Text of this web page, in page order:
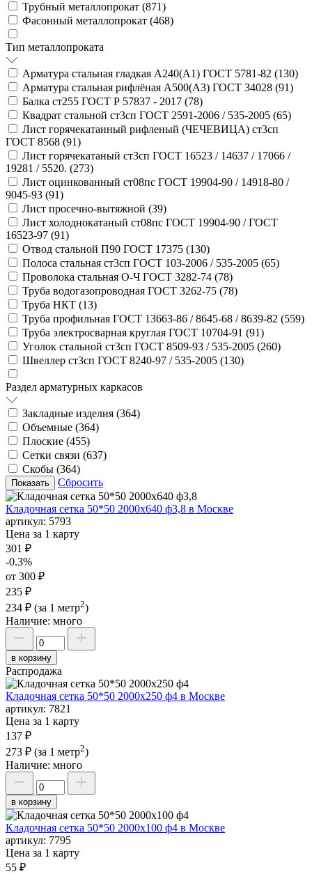
Трубный металлопрокат (871)
Фасонный металлопрокат (468)
Тип металлопроката
Арматура стальная гладкая А240(А1) ГОСТ 5781-82 (130)
Арматура стальная рифлёная А500(А3) ГОСТ 34028 (91)
Балка ст255 ГОСТ Р 57837 - 2017 (78)
Квадрат стальной ст3сп ГОСТ 2591-2006 / 535-2005 (65)
Лист горячекатанный рифленый (ЧЕЧЕВИЦА) ст3сп
ГОСТ 8568 (91)
Лист горячекатаный ст3сп ГОСТ 16523 / 14637 / 17066 /
19281 / 5520. (273)
Лист оцинкованный ст08пс ГОСТ 19904-90 / 14918-80 /
9045-93 (91)
Лист просечно-вытяжной (39)
Лист холоднокатаный ст08пс ГОСТ 19904-90 / ГОСТ
16523-97 (91)
Отвод стальной П90 ГОСТ 17375 (130)
Полоса стальная ст3сп ГОСТ 103-2006 / 535-2005 (65)
Проволока стальная О-Ч ГОСТ 3282-74 (78)
Труба водогазопроводная ГОСТ 3262-75 (78)
Труба НКТ (13)
Труба профильная ГОСТ 13663-86 / 8645-68 / 8639-82 (559)
Труба электросварная круглая ГОСТ 10704-91 (91)
Уголок стальной ст3сп ГОСТ 8509-93 / 535-2005 (260)
Швеллер ст3сп ГОСТ 8240-97 / 535-2005 (130)
Раздел арматурных каркасов
Закладные изделия (364)
Объемные (364)
Плоские (455)
Сетки связи (637)
Скобы (364)
Сбросить
Кладочная сетка 50*50 2000х640 ф3,8 в Москве
артикул: 5793
Цена за 1 карту
301 ₽
-0.3%
от 300 ₽
235 ₽
234 ₽ (за 1 метр2)
Наличие: много
в корзину
Распродажа
Кладочная сетка 50*50 2000х250 ф4 в Москве
артикул: 7821
Цена за 1 карту
137 ₽
273 ₽ (за 1 метр2)
Наличие: много
в корзину
Кладочная сетка 50*50 2000х100 ф4 в Москве
артикул: 7795
Цена за 1 карту
55 ₽